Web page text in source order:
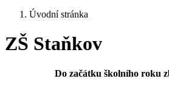
Úvodní stránka
ZŠ Staňkov
Do začátku školního roku